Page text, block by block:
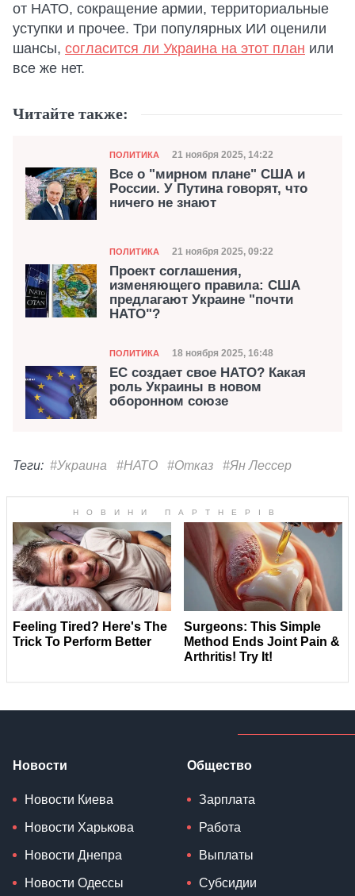
от НАТО, сокращение армии, территориальные
уступки и прочее. Три популярных ИИ оценили
шансы, согласится ли Украина на этот план или
все же нет.
Читайте также:
Категория
ПОЛИТИКА Дата публикации
21 ноября 2025, 14:22
Все о "мирном плане" США и
России. У Путина говорят, что
ничего не знают
Категория
ПОЛИТИКА Дата публикации
21 ноября 2025, 09:22
Проект соглашения,
изменяющего правила: США
предлагают Украине "почти
НАТО"?
Категория
ПОЛИТИКА Дата публикации
18 ноября 2025, 16:48
ЕС создает свое НАТО? Какая
роль Украины в новом
оборонном союзе
Теги: #Украина #НАТО #Отказ #Ян Лессер
Новости
Новости Киева
Новости Харькова
Новости Днепра
Новости Одессы
Общество
Зарплата
Работа
Выплаты
Субсидии